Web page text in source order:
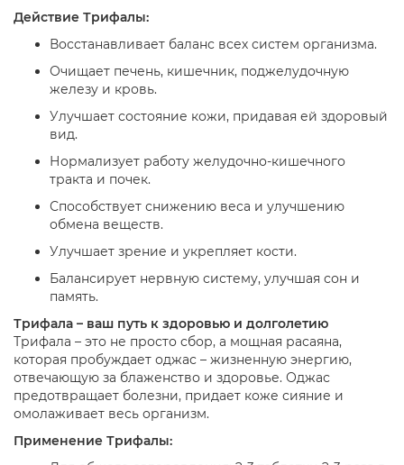
Действие Трифалы:
Восстанавливает баланс всех систем организма.
Очищает печень, кишечник, поджелудочную
железу и кровь.
Улучшает состояние кожи, придавая ей здоровый
вид.
Нормализует работу желудочно-кишечного
тракта и почек.
Способствует снижению веса и улучшению
обмена веществ.
Улучшает зрение и укрепляет кости.
Балансирует нервную систему, улучшая сон и
память.
Трифала – ваш путь к здоровью и долголетию
Трифала – это не просто сбор, а мощная расаяна,
которая пробуждает оджас – жизненную энергию,
отвечающую за блаженство и здоровье. Оджас
предотвращает болезни, придает коже сияние и
омолаживает весь организм.
Применение Трифалы: